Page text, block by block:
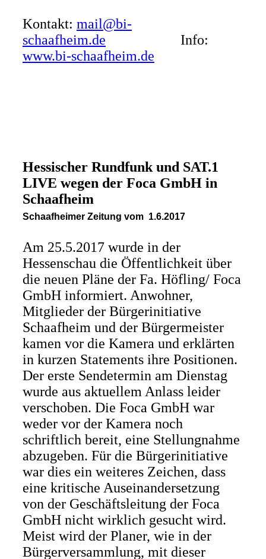
Kontakt: mail@bi-
schaafheim.de Info:
www.bi-schaafheim.de
Hessischer Rundfunk und SAT.1
LIVE wegen der Foca GmbH in
Schaafheim
Schaafheimer Zeitung vom 1.6.2017
Am 25.5.2017 wurde in der
Hessenschau die Öffentlichkeit über
die neuen Pläne der Fa. Höfling/ Foca
GmbH informiert. Anwohner,
Mitglieder der Bürgerinitiative
Schaafheim und der Bürgermeister
kamen vor die Kamera und erklärten
in kurzen Statements ihre Positionen.
Der erste Sendetermin am Dienstag
wurde aus aktuellem Anlass leider
verschoben. Die Foca GmbH war
weder vor der Kamera noch
schriftlich bereit, eine Stellungnahme
abzugeben. Für die Bürgerinitiative
war dies ein weiteres Zeichen, dass
eine kritische Auseinandersetzung
von der Geschäftsleitung der Foca
GmbH nicht wirklich gesucht wird.
Meist wird der Planer, wie in der
Bürgerversammlung, mit dieser